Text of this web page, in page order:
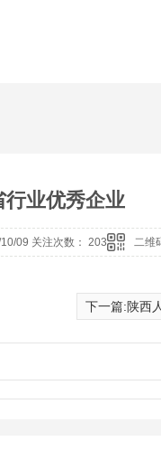
行业优秀企业
09 关注次数： 203 二维
下一篇:陕西